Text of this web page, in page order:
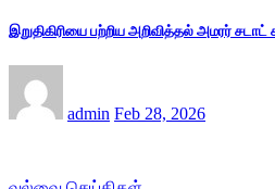
இறுதிகிரியை பற்றிய அறிவித்தல் அமரர் சடாட்
admin Feb 28, 2026